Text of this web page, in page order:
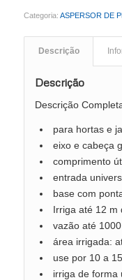
Categoria: ASPERSOR DE
Descrição
Descrição
Descrição
para hortas e
eixo e cabeça
comprimento
entrada
base com
Irriga até 12 m
vazão até
área irrigada:
use por 10 a
irriga de forma